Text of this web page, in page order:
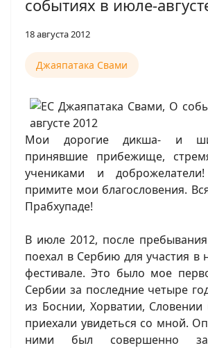
событиях в июле-
18 августа 2012
Джаяпатака Свами
Мои дорогие дикша- и
принявшие прибежище,
учениками и
примите мои благословения.
Прабхупаде!
В июле 2012, после
поехал в Сербию для участия в
фестивале. Это было мое
Сербии за последние четыре
из Боснии, Хорватии, Словении
приехали увидеться со мной.
ними был совершенно